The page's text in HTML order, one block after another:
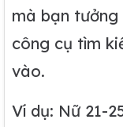
mà bạn
công cụ tìm
vào.
Ví dụ: Nữ 21-